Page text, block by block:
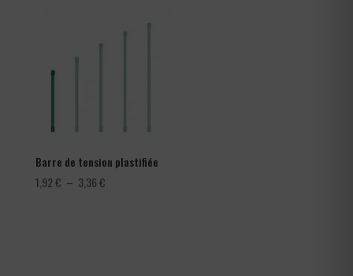
Barre de tension plastifiée
1,92€ – 3,36€Plage